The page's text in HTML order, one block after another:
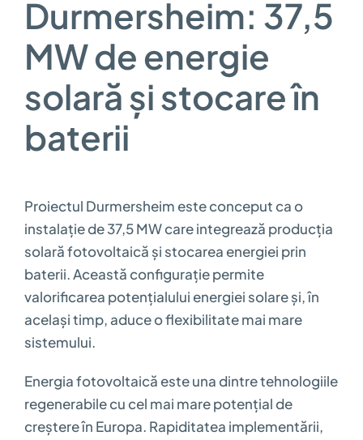
Durmersheim: 37,5
MW de energie
solară și stocare în
baterii
Proiectul Durmersheim este conceput ca o
instalație de 37,5 MW care integrează producția
solară fotovoltaică și stocarea energiei prin
baterii. Această configurație permite
valorificarea potențialului energiei solare și, în
același timp, aduce o flexibilitate mai mare
sistemului.
Energia fotovoltaică este una dintre tehnologiile
regenerabile cu cel mai mare potențial de
creștere în Europa. Rapiditatea implementării,